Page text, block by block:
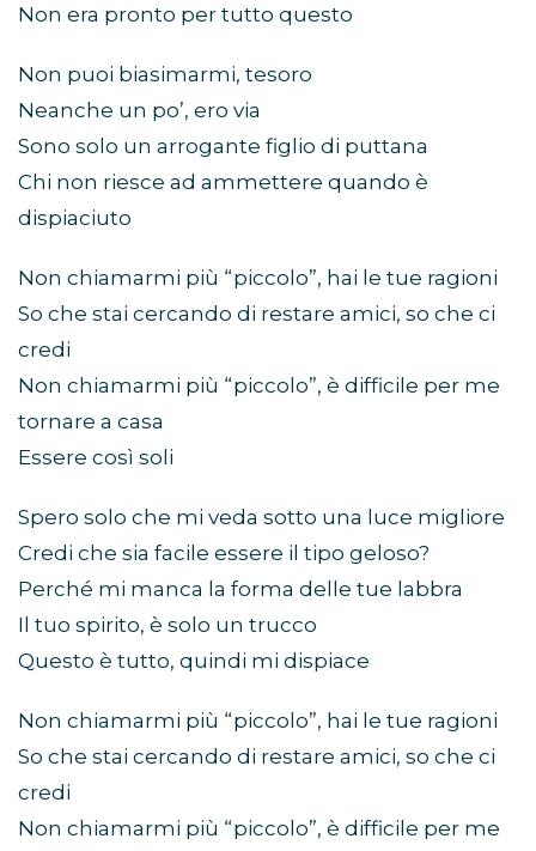
Non era pronto per tutto questo
Non puoi biasimarmi, tesoro
Neanche un po’, ero via
Sono solo un arrogante figlio di puttana
Chi non riesce ad ammettere quando è
dispiaciuto
Non chiamarmi più “piccolo”, hai le tue ragioni
So che stai cercando di restare amici, so che ci
credi
Non chiamarmi più “piccolo”, è difficile per me
tornare a casa
Essere così soli
Spero solo che mi veda sotto una luce migliore
Credi che sia facile essere il tipo geloso?
Perché mi manca la forma delle tue labbra
Il tuo spirito, è solo un trucco
Questo è tutto, quindi mi dispiace
Non chiamarmi più “piccolo”, hai le tue ragioni
So che stai cercando di restare amici, so che ci
credi
Non chiamarmi più “piccolo”, è difficile per me